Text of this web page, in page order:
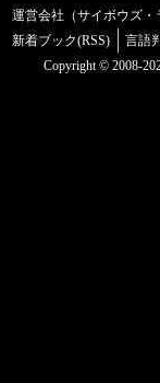
運営会社（サイボウズ・
新着ブック(RSS)
言語
Copyright © 2008-